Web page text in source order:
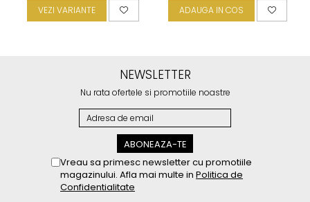
VEZI VARIANTE ADAUGA IN COS
NEWSLETTER
Nu rata ofertele si promotiile noastre
Vreau sa primesc newsletter cu promotiile
magazinului. Afla mai multe in Politica de
Confidentialitate